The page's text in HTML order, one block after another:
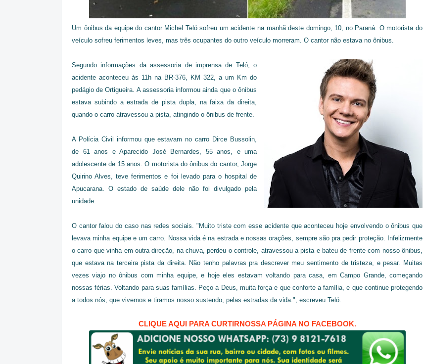
Um ônibus da equipe do cantor Michel Teló sofreu um acidente na manhã deste domingo, 10, no Paraná. O motorista do
veículo sofreu ferimentos leves, mas três ocupantes do outro veículo morreram. O cantor não estava no ônibus.
Segundo informações da assessoria de imprensa de Teló, o
acidente aconteceu às 11h na BR-376, KM 322, a um Km do
pedágio de Ortigueira. A assessoria informou ainda que o ônibus
estava subindo a estrada de pista dupla, na faixa da direita,
quando o carro atravessou a pista, atingindo o ônibus de frente.
A Polícia Civil informou que estavam no carro Dirce Bussolin,
de 61 anos e Aparecido José Bernardes, 55 anos, e uma
adolescente de 15 anos. O motorista do ônibus do cantor, Jorge
Quirino Alves, teve ferimentos e foi levado para o hospital de
Apucarana. O estado de saúde dele não foi divulgado pela
unidade.
O cantor falou do caso nas redes sociais. "Muito triste com esse acidente que aconteceu hoje envolvendo o ônibus que
levava minha equipe e um carro. Nossa vida é na estrada e nossas orações, sempre são pra pedir proteção. Infelizmente
o carro que vinha em outra direção, na chuva, perdeu o controle, atravessou a pista e bateu de frente com nosso ônibus,
que estava na terceira pista da direita. Não tenho palavras pra descrever meu sentimento de tristeza, e pesar. Muitas
vezes viajo no ônibus com minha equipe, e hoje eles estavam voltando para casa, em Campo Grande, começando
nossas férias. Voltando para suas famílias. Peço a Deus, muita força e que conforte a família, e que continue protegendo
a todos nós, que vivemos e tiramos nosso sustendo, pelas estradas da vida.", escreveu Teló.
CLIQUE AQUI PARA CURTIRNOSSA PÁGINA NO FACEBOOK.